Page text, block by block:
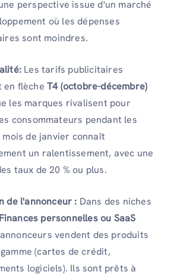
perspective issue d'un marché
où les dépenses
sont moindres.
Les tarifs publicitaires
en flèche T4 (octobre-décembre)
les marques rivalisent pour
consommateurs pendant les
de janvier connaît
un ralentissement, avec une
taux de 20 % ou plus.
de l'annonceur : Dans des niches
Finances personnelles ou SaaS
vendent des produits
(cartes de crédit,
logiciels). Ils sont prêts à